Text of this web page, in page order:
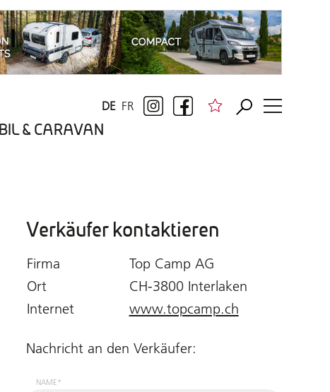
& CARAVAN
FR
DE
Verkäufer kontaktieren
Firma
Top Camp AG
Ort
CH-3800 Interlaken
Internet
www.topcamp.ch
Nachricht an den Verkäufer:
NAME*